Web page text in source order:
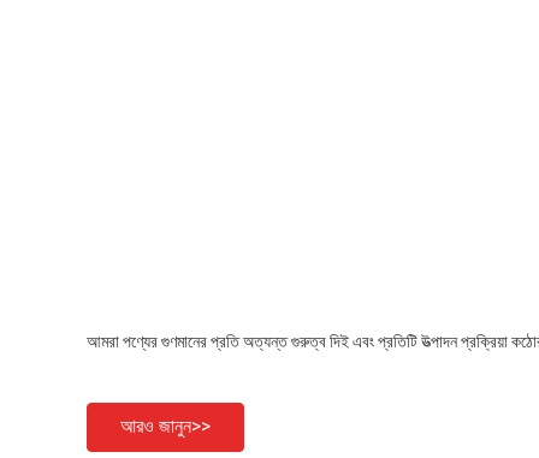
আমরা পণ্যের গুণমানের প্রতি অত্যন্ত গুরুত্ব দিই এবং প্রতিটি উত্পাদন প্রক্রিয়া
আরও জানুন>>